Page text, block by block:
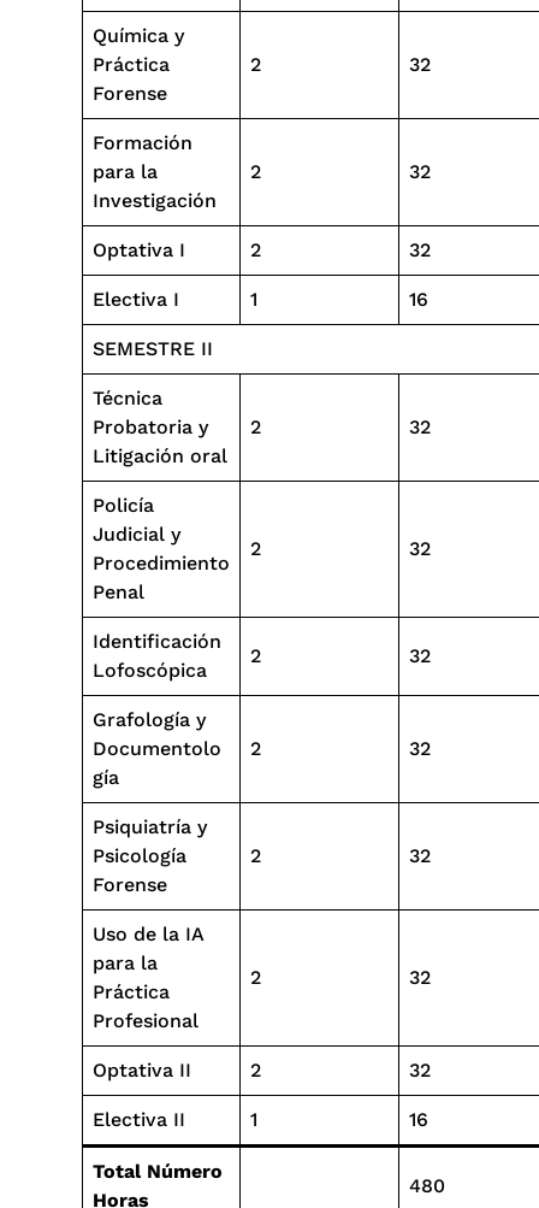
Química y
Práctica
Forense
2 32
Formación
para la
Investigación
2 32
Optativa I 2 32
Electiva I 1 16
SEMESTRE II
Técnica
Probatoria y
Litigación oral
2 32
Policía
Judicial y
Procedimiento
Penal
2 32
Identificación
Lofoscópica
2 32
Grafología y
Documentolo
gía
2 32
Psiquiatría y
Psicología
Forense
2 32
Uso de la IA
para la
Práctica
Profesional
2 32
Optativa II 2 32
Electiva II 1 16
Total Número
Horas
480